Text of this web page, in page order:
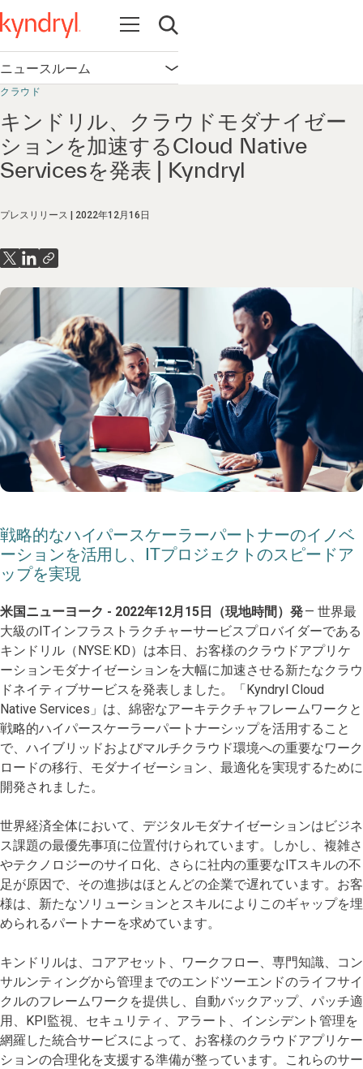
Open navigation
Open search
ニュースルーム Open navigation
クラウド
キンドリル、クラウドモダナイゼー
ションを加速するCloud Native
Servicesを発表 | Kyndryl
プレスリリース 2022年12月16日
戦略的なハイパースケーラーパートナーのイノベ
ーションを活用し、ITプロジェクトのスピードア
ップを実現
米国ニューヨーク - 2022年12月15日（現地時間）発— 世界最
大級のITインフラストラクチャーサービスプロバイダーである
キンドリル（NYSE: KD）は本日、お客様のクラウドアプリケ
ーションモダナイゼーションを大幅に加速させる新たなクラウ
ドネイティブサービスを発表しました。「Kyndryl Cloud
Native Services」は、綿密なアーキテクチャフレームワークと
戦略的ハイパースケーラーパートナーシップを活用すること
で、ハイブリッドおよびマルチクラウド環境への重要なワーク
ロードの移行、モダナイゼーション、最適化を実現するために
開発されました。
世界経済全体において、デジタルモダナイゼーションはビジネ
ス課題の最優先事項に位置付けられています。しかし、複雑さ
やテクノロジーのサイロ化、さらに社内の重要なITスキルの不
足が原因で、その進捗はほとんどの企業で遅れています。お客
様は、新たなソリューションとスキルによりこのギャップを埋
められるパートナーを求めています。
キンドリルは、コアアセット、ワークフロー、専門知識、コン
サルンティングから管理までのエンドツーエンドのライフサイ
クルのフレームワークを提供し、自動バックアップ、パッチ適
用、KPI監視、セキュリティ、アラート、インシデント管理を
網羅した統合サービスによって、お客様のクラウドアプリケー
ションの合理化を支援する準備が整っています。これらのサー